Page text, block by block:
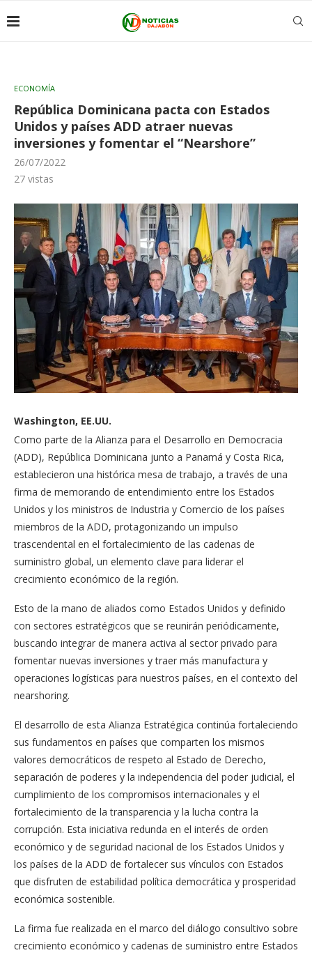
ECONOMÍA
República Dominicana pacta con Estados
Unidos y países ADD atraer nuevas
inversiones y fomentar el “Nearshore”
26/07/2022
27 vistas
Washington, EE.UU.
Como parte de la Alianza para el Desarrollo en Democracia
(ADD), República Dominicana junto a Panamá y Costa Rica,
establecieron una histórica mesa de trabajo, a través de una
firma de memorando de entendimiento entre los Estados
Unidos y los ministros de Industria y Comercio de los países
miembros de la ADD, protagonizando un impulso
trascendental en el fortalecimiento de las cadenas de
suministro global, un elemento clave para liderar el
crecimiento económico de la región.
Esto de la mano de aliados como Estados Unidos y definido
con sectores estratégicos que se reunirán periódicamente,
buscando integrar de manera activa al sector privado para
fomentar nuevas inversiones y traer más manufactura y
operaciones logísticas para nuestros países, en el contexto del
nearshoring.
El desarrollo de esta Alianza Estratégica continúa fortaleciendo
sus fundamentos en países que comparten los mismos
valores democráticos de respeto al Estado de Derecho,
separación de poderes y la independencia del poder judicial, el
cumplimiento de los compromisos internacionales y el
fortalecimiento de la transparencia y la lucha contra la
corrupción. Esta iniciativa redunda en el interés de orden
económico y de seguridad nacional de los Estados Unidos y
los países de la ADD de fortalecer sus vínculos con Estados
que disfruten de estabilidad política democrática y prosperidad
económica sostenible.
La firma fue realizada en el marco del diálogo consultivo sobre
crecimiento económico y cadenas de suministro entre Estados